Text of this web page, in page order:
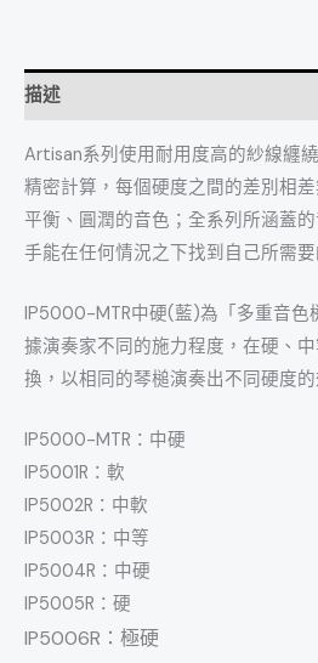
描述
Artisan系列使用耐用度高的紗線纏
精密計算，每個硬度之間的差別相
平衡、圓潤的音色；全系列所涵蓋
手能在任何情況之下找到自己所需要
IP5000-MTR中硬(藍)為「多重音色
據演奏家不同的施力程度，在硬、
換，以相同的琴槌演奏出不同硬度的
IP5000-MTR：中硬
IP5001R：軟
IP5002R：中軟
IP5003R：中等
IP5004R：中硬
IP5005R：硬
IP5006R：極硬